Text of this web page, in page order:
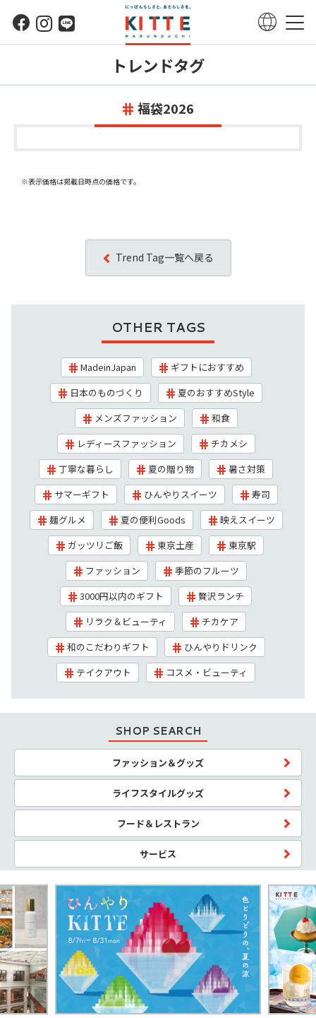
トレンドタグ
福袋2026
※表示価格は掲載日時点の価格です。
Trend Tag一覧へ戻る
OTHER TAGS
MadeinJapan
ギフトにおすすめ
日本のものづくり
夏のおすすめStyle
メンズファッション
和食
レディースファッション
チカメシ
丁寧な暮らし
夏の贈り物
暑さ対策
サマーギフト
ひんやりスイーツ
寿司
麺グルメ
夏の便利Goods
映えスイーツ
ガッツリご飯
東京土産
東京駅
ファッション
季節のフルーツ
3000円以内のギフト
贅沢ランチ
リラク＆ビューティ
チカケア
和のこだわりギフト
ひんやりドリンク
テイクアウト
コスメ・ビューティ
SHOP SEARCH
ファッション＆グッズ
ライフスタイルグッズ
フード＆レストラン
サービス